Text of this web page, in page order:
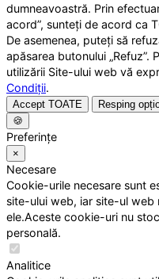
dumneavoastră. Prin
acord”, sunteți de acord ca
De asemenea, puteți să
apăsarea butonului „Refuz”.
utilizării Site-ului web vă
Condiții.
Accept TOATE Resping
🍪
Preferințe
×
Necesare
Cookie-urile necesare sunt
site-ului web, iar site-ul web
ele.Aceste cookie-uri nu
personală.
Analitice